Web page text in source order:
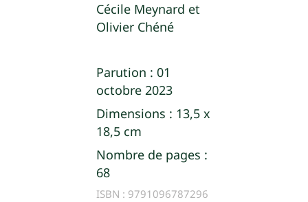
Cécile Meynard et
Olivier Chéné
Parution : 01
octobre 2023
Dimensions : 13,5 x
18,5 cm
Nombre de pages :
68
ISBN : 9791096787296